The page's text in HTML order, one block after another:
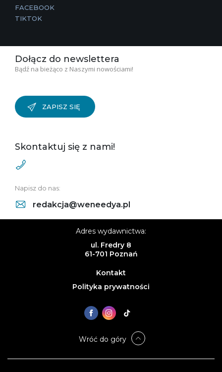
FACEBOOK
TIKTOK
Dołącz do newslettera
Bądź na bieżąco z Naszymi nowościami!
ZAPISZ SIĘ
Skontaktuj się z nami!
Napisz do nas:
redakcja@weneedya.pl
Adres wydawnictwa:
ul. Fredry 8
61-701 Poznań
Kontakt
Polityka prywatności
Wróć do góry